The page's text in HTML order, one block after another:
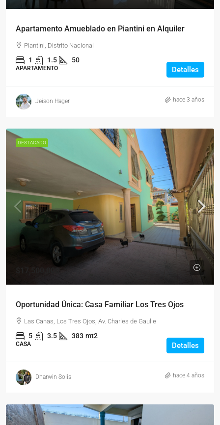
Apartamento Amueblado en Piantini en Alquiler
Piantini, Distrito Nacional
1 1.5 50
APARTAMENTO Detalles
Jeison Hager hace 3 años
DESTACADO
Oportunidad Única: Casa Familiar Los Tres Ojos
Las Canas, Los Tres Ojos, Av. Charles de Gaulle
5 3.5 383 mt2
CASA Detalles
Dharwin Solís hace 4 años